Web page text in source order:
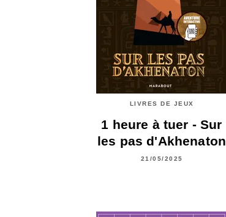
LIVRES DE JEUX
1 heure à tuer - Sur
les pas d'Akhenaton
21/05/2025